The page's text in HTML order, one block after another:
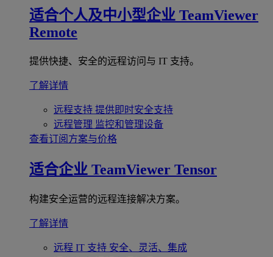
适合个人及中小型企业 TeamViewer
Remote
提供快捷、安全的远程访问与 IT 支持。
了解详情
远程支持 提供即时安全支持
远程管理 监控和管理设备
查看订阅方案与价格
适合企业 TeamViewer Tensor
构建安全运营的远程连接解决方案。
了解详情
远程 IT 支持 安全、灵活、集成